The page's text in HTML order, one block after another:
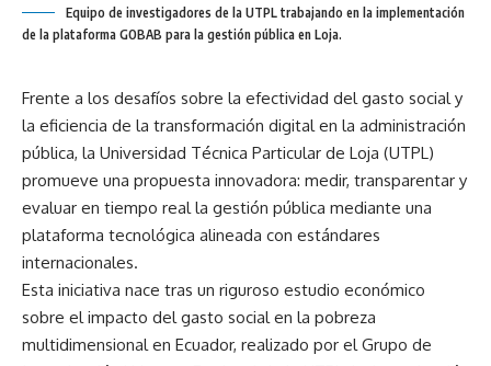
Equipo de investigadores de la UTPL trabajando en la implementación
de la plataforma GOBAB para la gestión pública en Loja.
Frente a los desafíos sobre la efectividad del gasto social y
la eficiencia de la transformación digital en la administración
pública, la Universidad Técnica Particular de Loja (UTPL)
promueve una propuesta innovadora: medir, transparentar y
evaluar en tiempo real la gestión pública mediante una
plataforma tecnológica alineada con estándares
internacionales.
Esta iniciativa nace tras un riguroso estudio económico
sobre el impacto del gasto social en la pobreza
multidimensional en Ecuador, realizado por el Grupo de